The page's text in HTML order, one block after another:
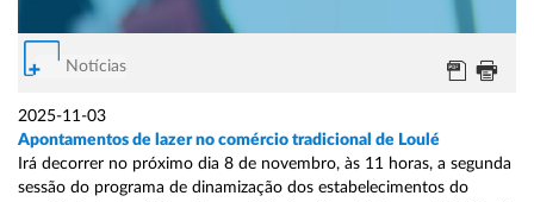
Notícias
2025-11-03
Apontamentos de lazer no comércio tradicional de Loulé
Irá decorrer no próximo dia 8 de novembro, às 11 horas, a segunda
sessão do programa de dinamização dos estabelecimentos do